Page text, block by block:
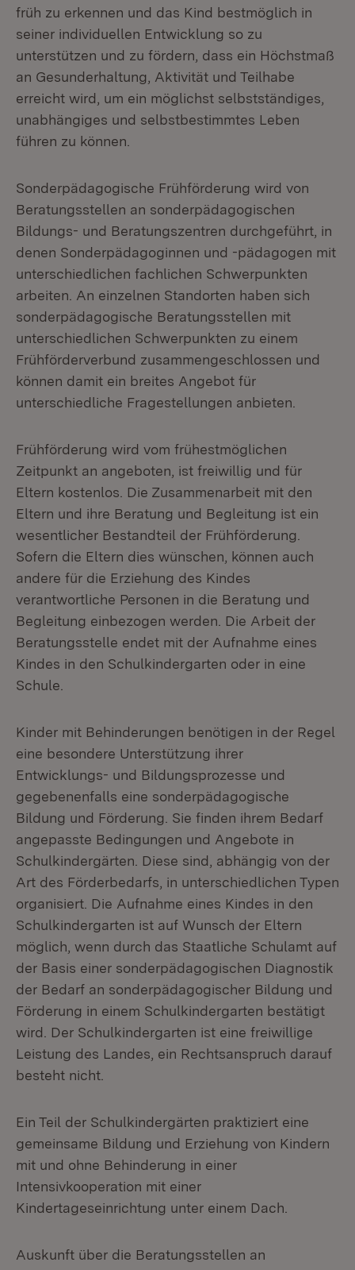
früh zu erkennen und das Kind bestmöglich in
seiner individuellen Entwicklung so zu
unterstützen und zu fördern, dass ein Höchstmaß
an Gesunderhaltung, Aktivität und Teilhabe
erreicht wird, um ein möglichst selbstständiges,
unabhängiges und selbstbestimmtes Leben
führen zu können.
Sonderpädagogische Frühförderung wird von
Beratungsstellen an sonderpädagogischen
Bildungs- und Beratungszentren durchgeführt, in
denen Sonderpädagoginnen und -pädagogen mit
unterschiedlichen fachlichen Schwerpunkten
arbeiten. An einzelnen Standorten haben sich
sonderpädagogische Beratungsstellen mit
unterschiedlichen Schwerpunkten zu einem
Frühförderverbund zusammengeschlossen und
können damit ein breites Angebot für
unterschiedliche Fragestellungen anbieten.
Frühförderung wird vom frühestmöglichen
Zeitpunkt an angeboten, ist freiwillig und für
Eltern kostenlos. Die Zusammenarbeit mit den
Eltern und ihre Beratung und Begleitung ist ein
wesentlicher Bestandteil der Frühförderung.
Sofern die Eltern dies wünschen, können auch
andere für die Erziehung des Kindes
verantwortliche Personen in die Beratung und
Begleitung einbezogen werden. Die Arbeit der
Beratungsstelle endet mit der Aufnahme eines
Kindes in den Schulkindergarten oder in eine
Schule.
Kinder mit Behinderungen benötigen in der Regel
eine besondere Unterstützung ihrer
Entwicklungs- und Bildungsprozesse und
gegebenenfalls eine sonderpädagogische
Bildung und Förderung. Sie finden ihrem Bedarf
angepasste Bedingungen und Angebote in
Schulkindergärten. Diese sind, abhängig von der
Art des Förderbedarfs, in unterschiedlichen Typen
organisiert. Die Aufnahme eines Kindes in den
Schulkindergarten ist auf Wunsch der Eltern
möglich, wenn durch das Staatliche Schulamt auf
der Basis einer sonderpädagogischen Diagnostik
der Bedarf an sonderpädagogischer Bildung und
Förderung in einem Schulkindergarten bestätigt
wird. Der Schulkindergarten ist eine freiwillige
Leistung des Landes, ein Rechtsanspruch darauf
besteht nicht.
Ein Teil der Schulkindergärten praktiziert eine
gemeinsame Bildung und Erziehung von Kindern
mit und ohne Behinderung in einer
Intensivkooperation mit einer
Kindertageseinrichtung unter einem Dach.
Auskunft über die Beratungsstellen an